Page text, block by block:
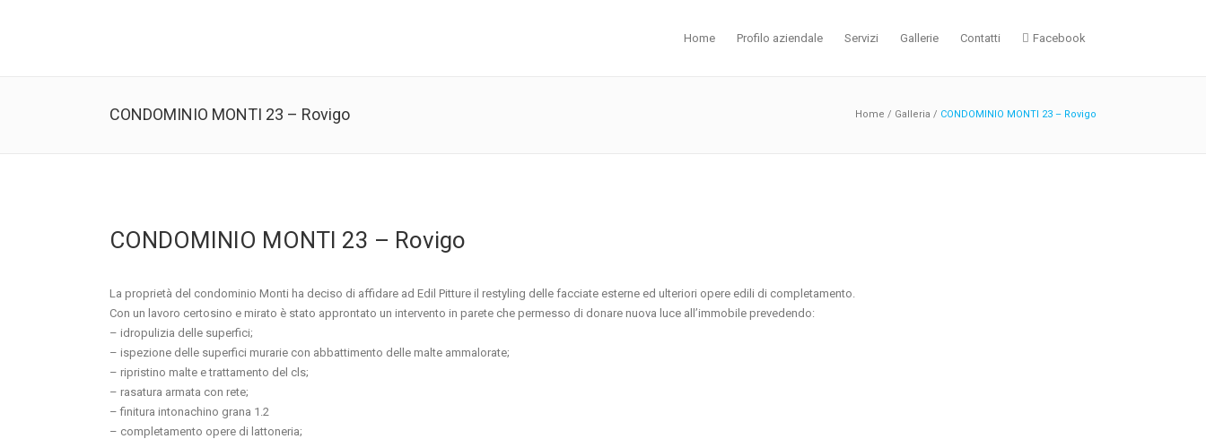
Home Profilo aziendale Servizi Gallerie Contatti Facebook
CONDOMINIO MONTI 23 – Rovigo Home / Galleria / CONDOMINIO MONTI 23 – Rovigo
CONDOMINIO MONTI 23 – Rovigo
La proprietà del condominio Monti ha deciso di affidare ad Edil Pitture il restyling delle facciate esterne ed ulteriori opere edili di completamento.
Con un lavoro certosino e mirato è stato approntato un intervento in parete che permesso di donare nuova luce all’immobile prevedendo:
– idropulizia delle superfici;
– ispezione delle superfici murarie con abbattimento delle malte ammalorate;
– ripristino malte e trattamento del cls;
– rasatura armata con rete;
– finitura intonachino grana 1.2
– completamento opere di lattoneria;